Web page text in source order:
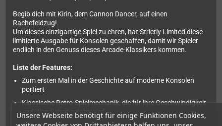
Unsere Webseite benötigt für einige Funktionen Cookies,
Begib dich mit Kirin, dem Cannon Dancer, auf einen
Rachefeldzug!
Um dieses einzigartige Spiel zu ehren, hat Strictly Limited diese
limitierte Ausgabe für Konsolen geschaffen, damit wir Spieler
endlich in den Genuss dieses Arcade-Klassikers kommen.
Liste der Features:
Zum ersten Mal in der Geschichte auf moderne Konsolen
portiert
Klassische Retro-Spielmechanik, die für ihre Geschwindigkeit
und Wendigkeit gelobt wird